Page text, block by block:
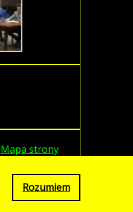
Mapa strony
Rozumiem